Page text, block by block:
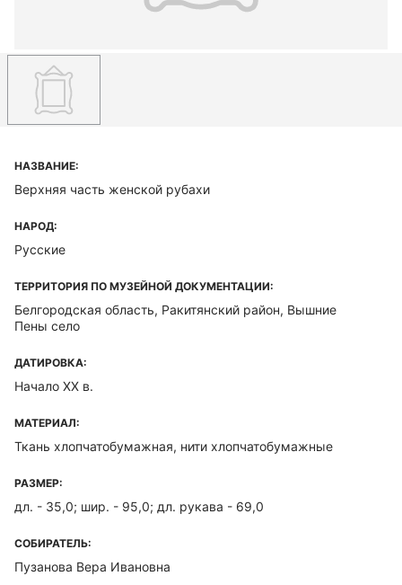
НАЗВАНИЕ:
Верхняя часть женской рубахи
НАРОД:
Русские
ТЕРРИТОРИЯ ПО МУЗЕЙНОЙ ДОКУМЕНТАЦИИ:
Белгородская область, Ракитянский район, Вышние
Пены село
ДАТИРОВКА:
Начало ХХ в.
МАТЕРИАЛ:
Ткань хлопчатобумажная, нити хлопчатобумажные
РАЗМЕР:
дл. - 35,0; шир. - 95,0; дл. рукава - 69,0
СОБИРАТЕЛЬ:
Пузанова Вера Ивановна